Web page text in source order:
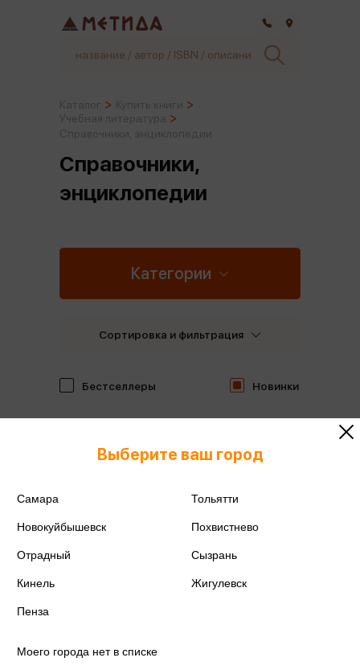
Справочники,
энциклопедии
Категории
Бестселлеры Новинки
Сортировка и фильтрация
Выберите ваш город
Самара Тольятти
Новокуйбышевск Похвистнево
Отрадный Сызрань
Кинель Жигулевск
Пенза
Моего города нет в списке